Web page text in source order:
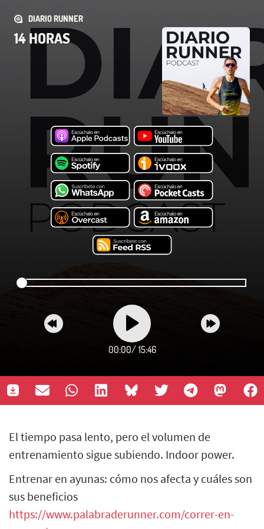
DIARIO RUNNER
14 HORAS
00:00/ 15:46
El tiempo pasa lento, pero el volumen de
entrenamiento sigue subiendo. Indoor power.
Entrenar en ayunas: cómo nos afecta y cuáles son
sus beneficios
https://www.palabraderunner.com/correr-en-